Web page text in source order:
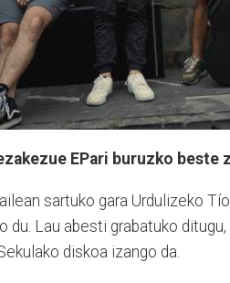
EPari buruzko beste
sartuko gara Urdulizeko
du. Lau abesti grabatuko
diskoa izango da.